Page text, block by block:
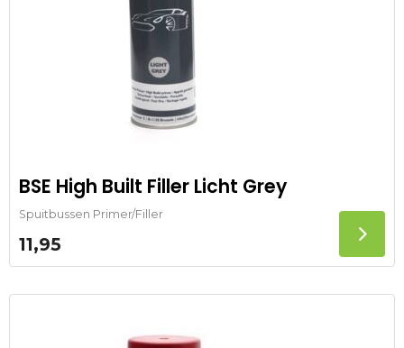
BSE High Built Filler Licht Grey
Spuitbussen Primer/Filler
11,95